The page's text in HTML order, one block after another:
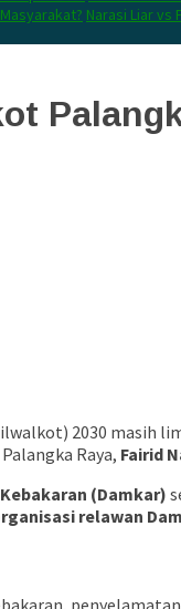
Narasi Liar
2030 masih
Raya, Fairid
(Damkar)
relawan